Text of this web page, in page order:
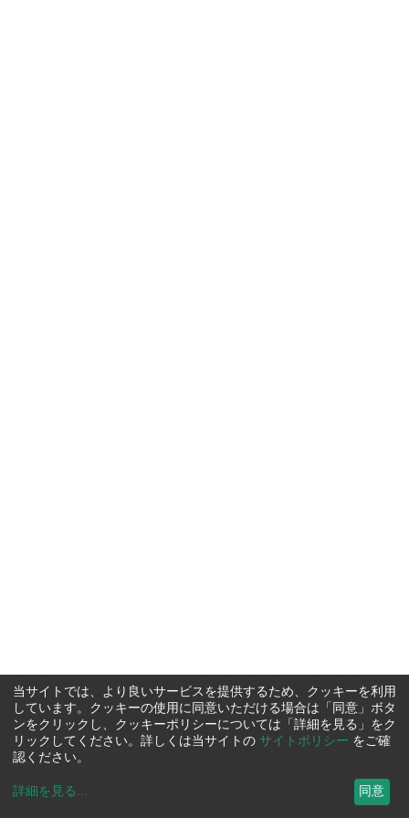
当サイトでは、より良いサービスを提供するため、クッキーを利用
しています。クッキーの使用に同意いただける場合は「同意」ボタ
ンをクリックし、クッキーポリシーについては「詳細を見る」をク
リックしてください。詳しくは当サイトの サイトポリシー をご確
認ください。
詳細を見る ... 同意